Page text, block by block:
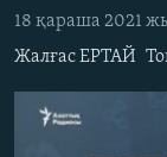
to
ҚАҢТАР
АДАМ
ӘЛЕУМЕТ
18 қараша 2021
Жалғас ЕРТАЙ